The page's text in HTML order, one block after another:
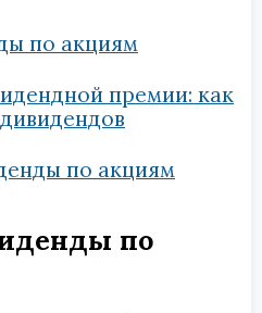
по акциям
премии: как
по акциям
по